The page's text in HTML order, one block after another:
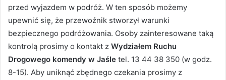
przed wyjazdem w podróż. W ten sposób możemy
upewnić się, że przewoźnik stworzył warunki
bezpiecznego podróżowania. Osoby zainteresowane taką
kontrolą prosimy o kontakt z Wydziałem Ruchu
Drogowego komendy w Jaśle tel. 13 44 38 350 (w godz.
8-15). Aby uniknąć zbędnego czekania prosimy z